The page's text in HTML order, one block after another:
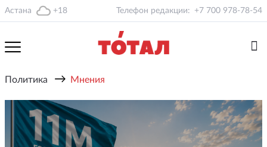
Астана +18 Телефон редакции: +7 700 978-78-54
Политика → Мнения